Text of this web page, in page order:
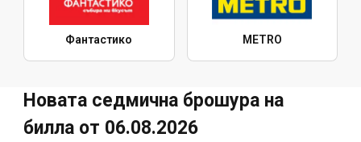
Фантастико METRO
Новата седмична брошура на
билла от 06.08.2026